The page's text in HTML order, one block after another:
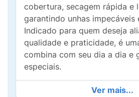
cobertura, secagem rápida e
garantindo unhas impecáveis
Indicado para quem deseja
qualidade e praticidade, é
combina com seu dia a dia e
especiais.
É interessante saber:Ver mais...